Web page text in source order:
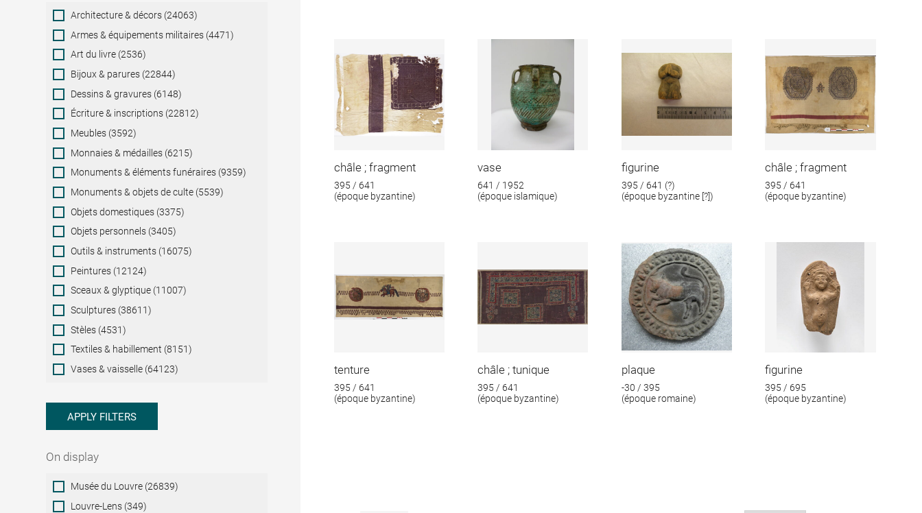
Category
Architecture & décors (24063)
Armes & équipements militaires (4471)
Art du livre (2536)
Bijoux & parures (22844)
Dessins & gravures (6148)
Écriture & inscriptions (22812)
Meubles (3592)
Monnaies & médailles (6215)
Monuments & éléments funéraires (9359)
Monuments & objets de culte (5539)
Objets domestiques (3375)
Objets personnels (3405)
Outils & instruments (16075)
Peintures (12124)
Sceaux & glyptique (11007)
Sculptures (38611)
Stèles (4531)
Textiles & habillement (8151)
Vases & vaisselle (64123)
APPLY FILTERS
On display
On
display
Musée du Louvre (26839)
Louvre-Lens (349)
châle ; fragment
395 / 641
(époque byzantine)
vase
641 / 1952
(époque islamique)
figurine
395 / 641 (?)
(époque byzantine [?])
châle ; fragment
395 / 641
(époque byzantine)
tenture
395 / 641
(époque byzantine)
châle ; tunique
395 / 641
(époque byzantine)
plaque
-30 / 395
(époque romaine)
figurine
395 / 695
(époque byzantine)